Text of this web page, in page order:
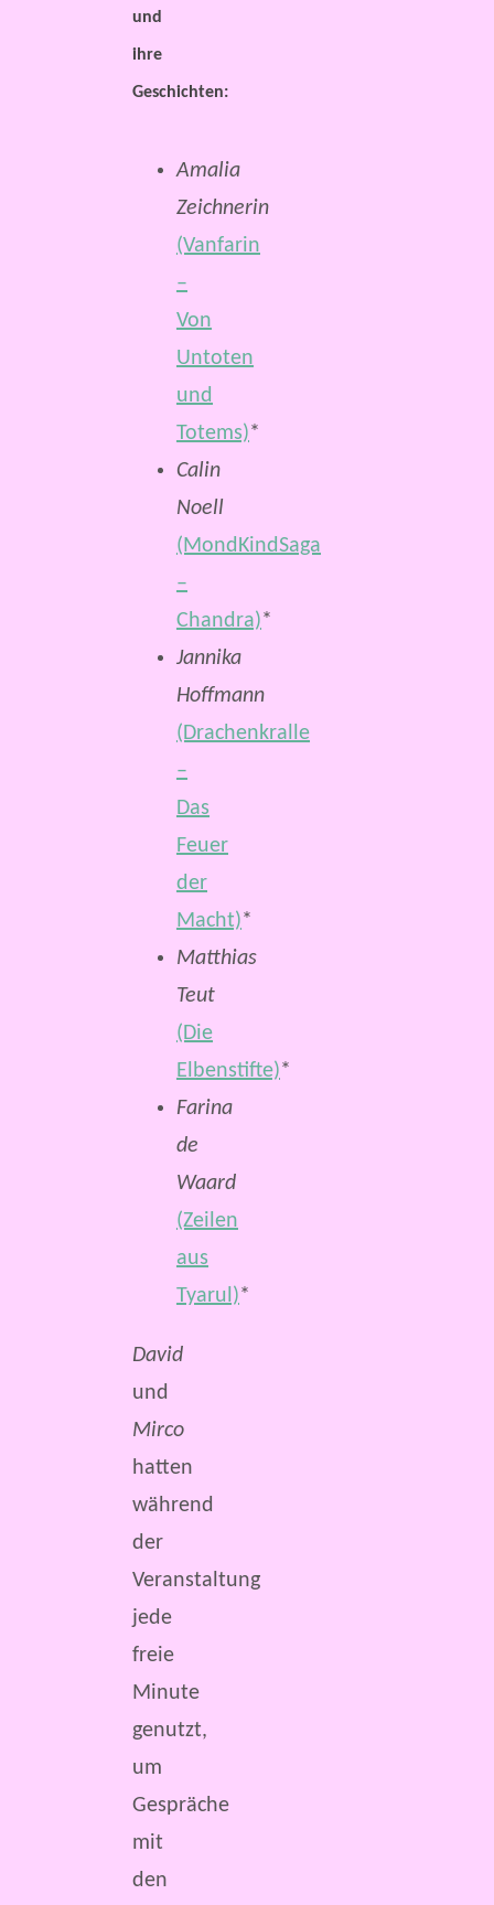
und
ihre
Geschichten:
Amalia
Zeichnerin
(Vanfarin
–
Von
Untoten
und
Totems)*
Calin
Noell
(MondKindSaga
–
Chandra)*
Jannika
Hoffmann
(Drachenkralle
–
Das
Feuer
der
Macht)*
Matthias
Teut
(Die
Elbenstifte)*
Farina
de
Waard
(Zeilen
aus
Tyarul)*
David
und
Mirco
hatten
während
der
Veranstaltung
jede
freie
Minute
genutzt,
um
Gespräche
mit
den